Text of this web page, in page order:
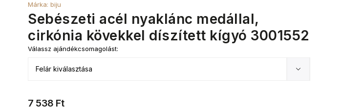
Sebészeti acél nyaklánc medállal,
cirkónia kövekkel díszített kígyó 3001552
Márka:biju
7 538 Ft
Válassz ajándékcsomagolást: